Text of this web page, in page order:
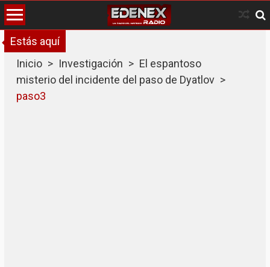
Skip
to
content
Estás aquí
Inicio > Investigación > El espantoso
misterio del incidente del paso de Dyatlov >
paso3